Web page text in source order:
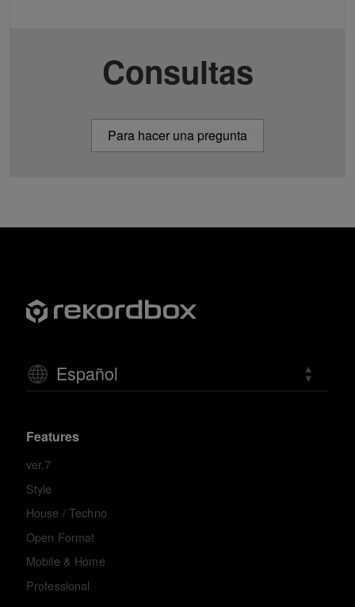
Consultas
Para hacer una pregunta
Español
Features
ver.7
Style
House / Techno
Open Format
Mobile & Home
Professional